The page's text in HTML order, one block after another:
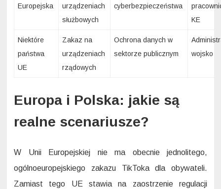
Europejska
urządzeniach
służbowych
cyberbezpieczeństwa
KE
Niektóre
państwa
UE
Zakaz na
urządzeniach
rządowych
Ochrona danych w
sektorze publicznym
wojsko
Europa i Polska: jakie są
realne scenariusze?
W Unii Europejskiej nie ma obecnie jednolitego,
ogólnoeuropejskiego zakazu TikToka dla obywateli.
Zamiast tego UE stawia na zaostrzenie regulacji